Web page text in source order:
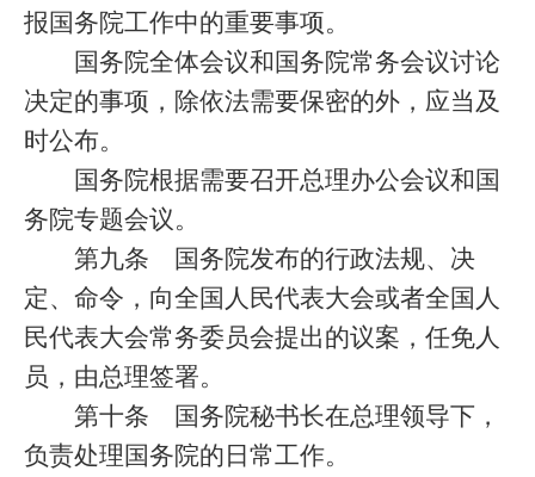
报国务院工作中的重要事项。
国务院全体会议和国务院常务会议讨论
决定的事项，除依法需要保密的外，应当及
时公布。
国务院根据需要召开总理办公会议和国
务院专题会议。
第九条 国务院发布的行政法规、决
定、命令，向全国人民代表大会或者全国人
民代表大会常务委员会提出的议案，任免人
员，由总理签署。
第十条 国务院秘书长在总理领导下，
负责处理国务院的日常工作。